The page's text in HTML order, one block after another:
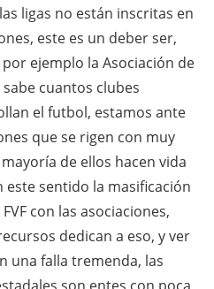
ligas no están inscritas en
este es un deber ser,
ejemplo la Asociación de
cuantos clubes
el futbol, estamos ante
que se rigen con muy
de ellos hacen vida
este sentido la masificación
con las asociaciones,
dedican a eso, y ver
una falla tremenda, las